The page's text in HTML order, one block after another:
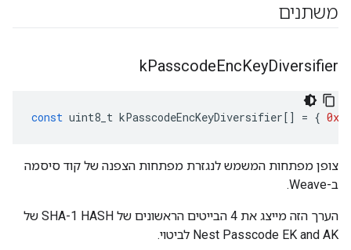
משתנים
kPasscodeEncKeyDiversifier
const uint8_t kPasscodeEncKeyDiversifier[] = { 0x1A
צופן מפתחות המשמש לנגזרת מפתחות הצפנה של קוד סיסמה
ב-Weave.
הערך הזה מייצג את 4 הבייטים הראשונים של SHA-1 HASH של
Nest Passcode EK and AK לביטוי.